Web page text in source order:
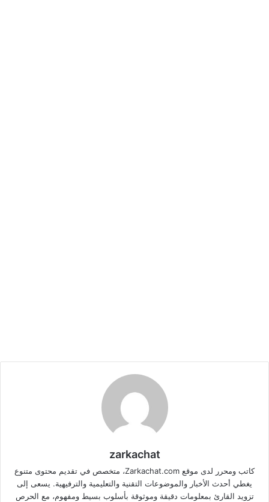
zarkachat
كاتب ومحرر لدى موقع Zarkachat.com، متخصص في تقديم محتوى متنوع
يغطي أحدث الأخبار والموضوعات التقنية والتعليمية والترفيهية. يسعى إلى
تزويد القارئ بمعلومات دقيقة وموثوقة بأسلوب بسيط ومفهوم، مع الحرص